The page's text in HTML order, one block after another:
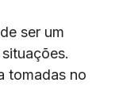
ser um
tomadas no